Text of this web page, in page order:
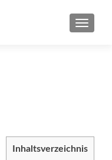
Inhaltsverzeichnis